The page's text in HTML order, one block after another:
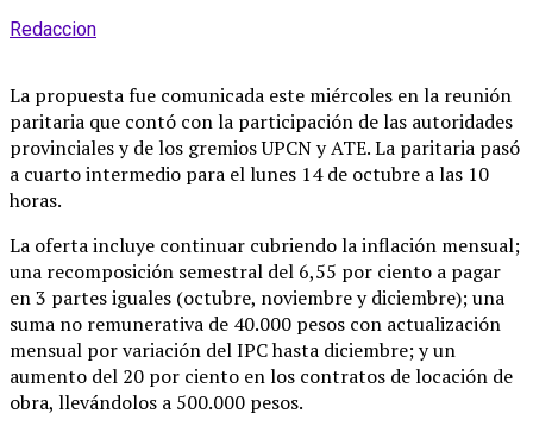
Redaccion
La propuesta fue comunicada este miércoles en la reunión
paritaria que contó con la participación de las autoridades
provinciales y de los gremios UPCN y ATE. La paritaria pasó
a cuarto intermedio para el lunes 14 de octubre a las 10
horas.
La oferta incluye continuar cubriendo la inflación mensual;
una recomposición semestral del 6,55 por ciento a pagar
en 3 partes iguales (octubre, noviembre y diciembre); una
suma no remunerativa de 40.000 pesos con actualización
mensual por variación del IPC hasta diciembre; y un
aumento del 20 por ciento en los contratos de locación de
obra, llevándolos a 500.000 pesos.